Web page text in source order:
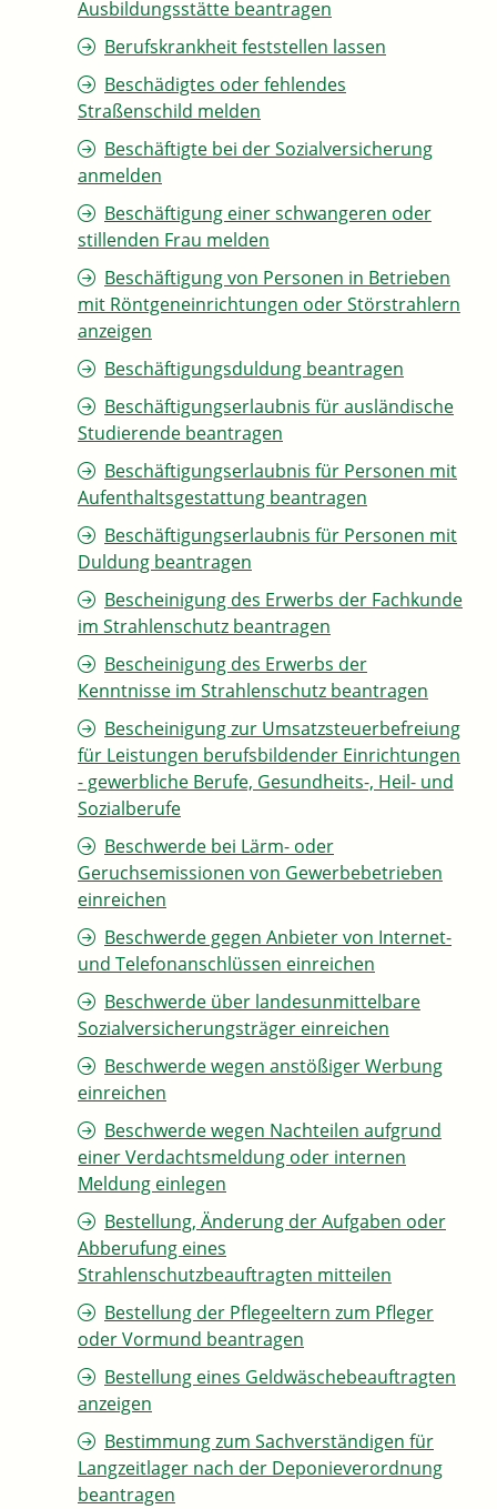
Ausbildungsstätte beantragen
Berufskrankheit feststellen lassen
Beschädigtes oder fehlendes
Straßenschild melden
Beschäftigte bei der Sozialversicherung
anmelden
Beschäftigung einer schwangeren oder
stillenden Frau melden
Beschäftigung von Personen in Betrieben
mit Röntgeneinrichtungen oder Störstrahlern
anzeigen
Beschäftigungsduldung beantragen
Beschäftigungserlaubnis für ausländische
Studierende beantragen
Beschäftigungserlaubnis für Personen mit
Aufenthaltsgestattung beantragen
Beschäftigungserlaubnis für Personen mit
Duldung beantragen
Bescheinigung des Erwerbs der Fachkunde
im Strahlenschutz beantragen
Bescheinigung des Erwerbs der
Kenntnisse im Strahlenschutz beantragen
Bescheinigung zur Umsatzsteuerbefreiung
für Leistungen berufsbildender Einrichtungen
- gewerbliche Berufe, Gesundheits-, Heil- und
Sozialberufe
Beschwerde bei Lärm- oder
Geruchsemissionen von Gewerbebetrieben
einreichen
Beschwerde gegen Anbieter von Internet-
und Telefonanschlüssen einreichen
Beschwerde über landesunmittelbare
Sozialversicherungsträger einreichen
Beschwerde wegen anstößiger Werbung
einreichen
Beschwerde wegen Nachteilen aufgrund
einer Verdachtsmeldung oder internen
Meldung einlegen
Bestellung, Änderung der Aufgaben oder
Abberufung eines
Strahlenschutzbeauftragten mitteilen
Bestellung der Pflegeeltern zum Pfleger
oder Vormund beantragen
Bestellung eines Geldwäschebeauftragten
anzeigen
Bestimmung zum Sachverständigen für
Langzeitlager nach der Deponieverordnung
beantragen